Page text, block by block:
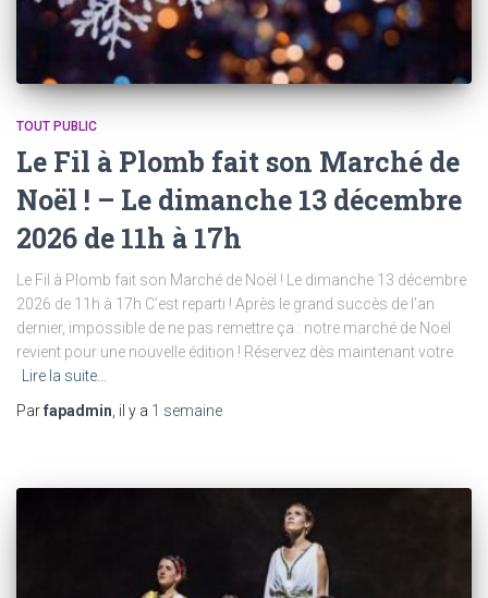
TOUT PUBLIC
Le Fil à Plomb fait son Marché de
Noël ! – Le dimanche 13 décembre
2026 de 11h à 17h
Le Fil à Plomb fait son Marché de Noël ! Le dimanche 13 décembre
2026 de 11h à 17h C’est reparti ! Après le grand succès de l’an
dernier, impossible de ne pas remettre ça : notre marché de Noël
revient pour une nouvelle édition ! Réservez dès maintenant votre
Lire la suite…
Parfapadmin , il y a 1 semaine